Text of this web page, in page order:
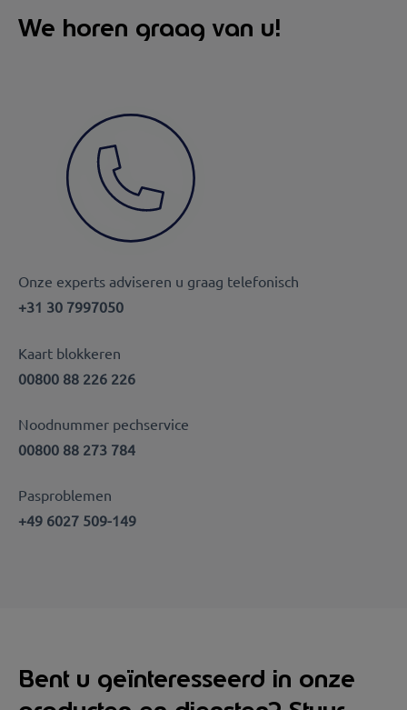
We horen graag van u!
Onze experts adviseren u graag telefonisch
+31 30 7997050
Kaart blokkeren
00800 88 226 226
Noodnummer pechservice
00800 88 273 784
Pasproblemen
+49 6027 509-149
Bent u geïnteresseerd in onze